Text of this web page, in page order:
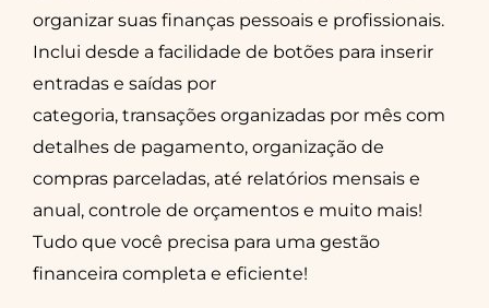
organizar suas finanças pessoais e profissionais.
Inclui desde a facilidade de botões para inserir
entradas e saídas por
categoria, transações organizadas por mês com
detalhes de pagamento, organização de
compras parceladas, até relatórios mensais e
anual, controle de orçamentos e muito mais!
Tudo que você precisa para uma gestão
financeira completa e eficiente!